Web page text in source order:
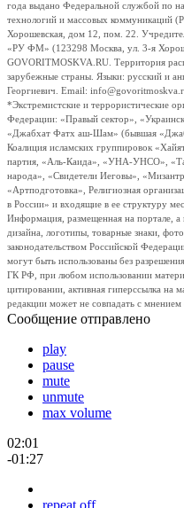
года выдано Федеральной службой по
технологий и массовых коммуникаций
Хорошевская, дом 12, пом. 22.
«РУ ФМ» (123298 Москва, ул. 3-я
GOVORITMOSKVA.RU. Территория
зарубежные страны. Языки: русский и
Георгиевич. Email:
*Экстремистские и террористические
Федерации: «Правый сектор»,
«Джабхат Фатх аш-Шам» (бывшая
Коалиция исламских группировок
партия, «Аль-Каида», «УНА-УНСО»,
народа», «Свидетели Иеговы»,
«Артподготовка», Религиозная
в России» и входящие в ее структуру
Информация, размещенная на портале,
дизайна, логотипы, товарные знаки,
законодательством Российской
могут быть использованы без
ГК РФ, при любом использовании
цитировании, активная гиперссылка на
редакции может не совпадать с мнением
Сообщение отправлено
play
pause
mute
unmute
max volume
02:01
-01:27
repeat off